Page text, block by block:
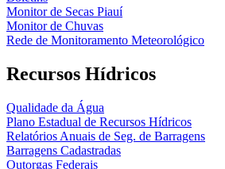
Monitor de Secas Piauí
Monitor de Chuvas
Rede de Monitoramento Meteorológico
Recursos Hídricos
Qualidade da Água
Plano Estadual de Recursos Hídricos
Relatórios Anuais de Seg. de Barragens
Barragens Cadastradas
Outorgas Federais